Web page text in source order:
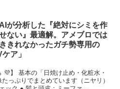
AIが分析した『絶対にシミを作
ない』最適解。アメブロでは
きれなかったガチ勢専用の
ア」
💜】 基本の「日焼け止め・化粧水・
っぷりでまとめています（ニヤリ）